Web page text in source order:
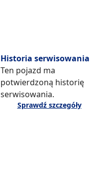
Historia serwisowania
Ten pojazd ma
potwierdzoną historię
serwisowania.
Sprawdź szczegóły